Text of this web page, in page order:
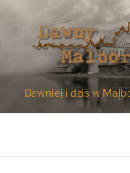
Dawniej i dziś w